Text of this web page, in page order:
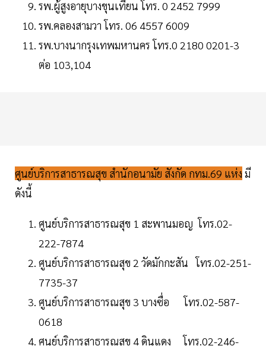
รพ.ผู้สูงอายุบางขุนเทียน โทร. 0 2452 7999
รพ.คลองสามวา โทร. 06 4557 6009
รพ.บางนากรุงเทพมหานคร โทร.0 2180 0201-3
ต่อ 103,104
ศูนย์บริการสาธารณสุข สำนักอนามัย สังกัด กทม.69 แห่ง มี
ดังนี้
ศูนย์บริการสาธารณสุข 1 สะพานมอญ โทร.02-
222-7874
ศูนย์บริการสาธารณสุข 2 วัดมักกะสัน โทร.02-251-
7735-37
ศูนย์บริการสาธารณสุข 3 บางซื่อ โทร.02-587-
0618
ศูนย์บริการสาธารณสุข 4 ดินแดง โทร.02-246-